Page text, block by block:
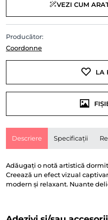
VEZI CUM
Producător:
Coordonne
LA
Descriere Specificații
Adăugați o notă artistică
Creează un efect vizual
modern și relaxant. Nuante